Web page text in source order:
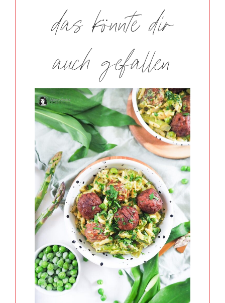
das könnte dir
auch gefallen